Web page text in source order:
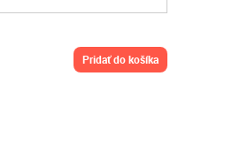
pridať do košíka